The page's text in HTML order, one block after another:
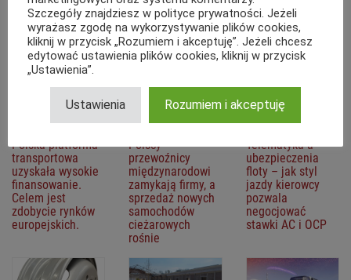
216. Kodeksu Karnego (z tytułu zniewagi), oraz zapisami
regulaminu
Polecane
Polska platforma
transportowa
uzyskała wysokie
finansowanie.
Celem jest
zdobycie rynków
europejskich.
Polscy
przewoźnicy
międzynarodowi
zamykają firmy, a
sprzedaż nowych
samochodów
cieżarowych
rośnie
Telematyka a
ubezpieczenia
floty – jak styl
jazdy kierowcy
pozwala
negocjować
stawki AC i OCP
Szczegóły znajdziesz w polityce prywatności. Jeżeli
wyrażasz zgodę na wykorzystywanie plików cookies,
kliknij w przycisk „Rozumiem i akceptuję”. Jeżeli chcesz
edytować ustawienia plików cookies, kliknij w przycisk
„Ustawienia”.
Ustawienia Rozumiem i akceptuję